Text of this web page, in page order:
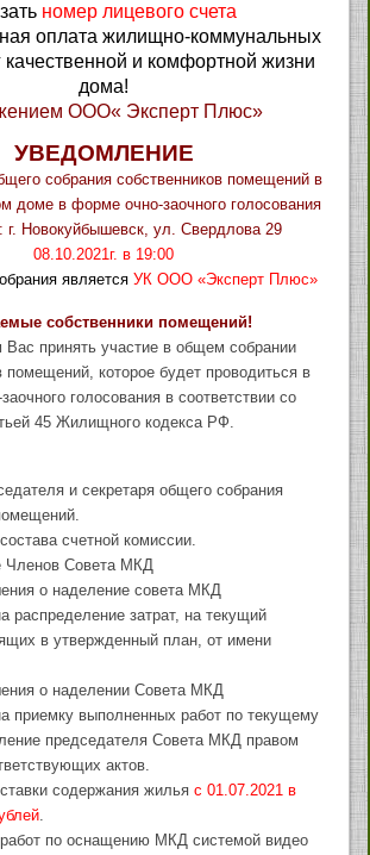
номер лицевого счета
оплата жилищно-коммунальных
качественной и комфортной жизни
дома!
ООО« Эксперт Плюс»
УВЕДОМЛЕНИЕ
собрания собственников помещений в
доме в форме очно-заочного голосования
г. Новокуйбышевск, ул. Свердлова 29
08.10.2021г. в 19:00
являетсяУК ООО «Эксперт Плюс»
собственники помещений!
Вас принять участие в общем собрании
помещений, которое будет проводиться в
голосования в соответствии со
45 Жилищного кодекса РФ.
и секретаря общего собрания
счетной комиссии.
Членов Совета МКД
о наделение совета МКД
распределение затрат, на текущий
в утвержденный план, от имени
о наделении Совета МКД
приемку выполненных работ по текущему
председателя Совета МКД правом
актов.
содержания жилья с 01.07.2021 в
.
по оснащению МКД системой видео